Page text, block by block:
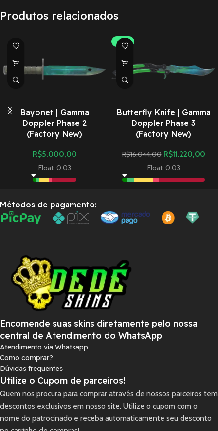
Produtos relacionados
Bayonet | Gamma
Doppler Phase 2
(Factory New)
R$5.000,00
Float: 0.03
-30%
Butterfly Knife | Gamma
Doppler Phase 3
(Factory New)
R$16.044,00 R$11.220,00
Float: 0.03
Métodos de pagamento:
Encomende suas skins diretamente pelo nossa
central de Atendimento do WhatsApp
Atendimento via Whatsapp
Como comprar?
Dúvidas frequentes
Utilize o Cupom de parceiros!
Quem nos procura para comprar através de nossos parceiros tem
descontos exclusivos em nosso site. Utilize o cupom com o
nome do patrocinado e receba automaticamente seu desconto